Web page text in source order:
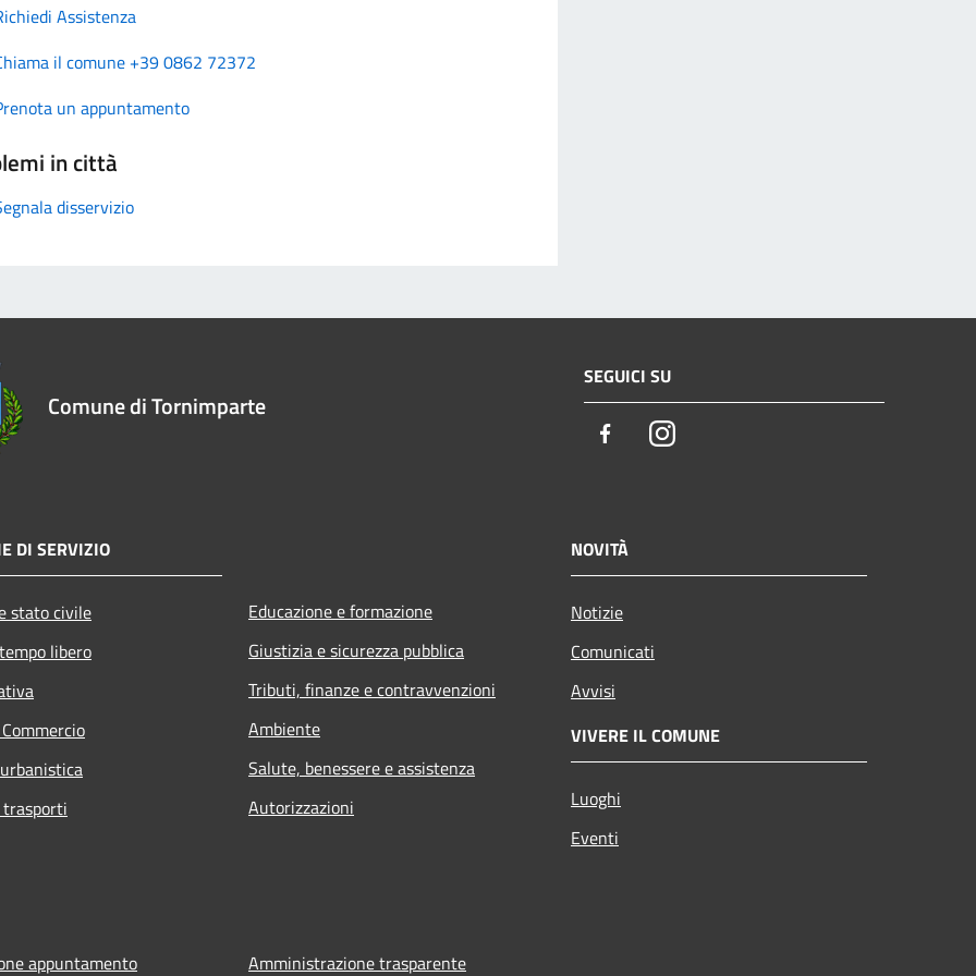
Assistenza
il comune +39 0862 72372
un appuntamento
in città
disservizio
Comune di Tornimparte
SEGUICI SU
FacebookInstagram
DI SERVIZIO
stato civile
libero
Educazione e formazione
Giustizia e sicurezza pubblica
Tributi, finanze e contravvenzioni
Ambiente
Salute, benessere e assistenza
Autorizzazioni
NOVITÀ
Notizie
Comunicati
Avvisi
VIVERE IL COMUNE
Luoghi
Eventi
appuntamento Amministrazione trasparente